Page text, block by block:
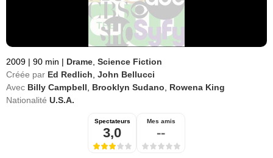
2009 | 90 min | Drame Science Fiction
Créée par Ed Redlich John Bellucci
Avec Billy Campbell Brooklyn Sudano
Rowena King
Nationalité U.S.A.
Spectateurs
3,0
Mes amis
--